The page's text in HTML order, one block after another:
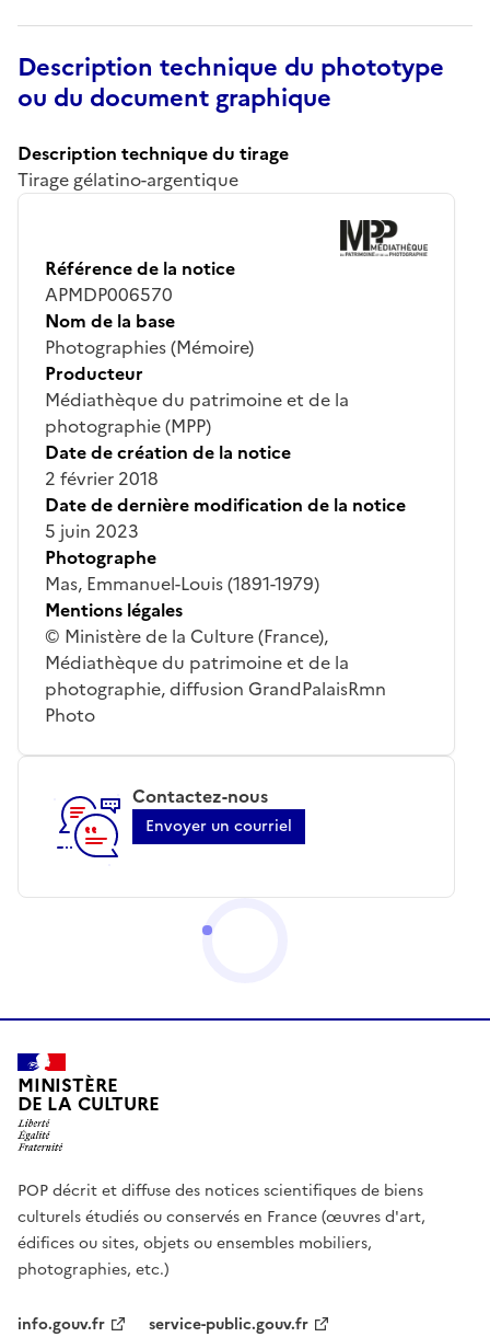
Description technique du phototype
ou du document graphique
Description technique du tirage
Tirage gélatino-argentique
Référence de la notice
APMDP006570
Nom de la base
Photographies (Mémoire)
Producteur
Médiathèque du patrimoine et de la
photographie (MPP)
Date de création de la notice
2 février 2018
Date de dernière modification de la notice
5 juin 2023
Photographe
Mas, Emmanuel-Louis (1891-1979)
Mentions légales
© Ministère de la Culture (France),
Médiathèque du patrimoine et de la
photographie, diffusion GrandPalaisRmn
Photo
Contactez-nous
Envoyer un courriel
MINISTÈRE
DE LA CULTURE
POP décrit et diffuse des notices scientifiques de biens
culturels étudiés ou conservés en France (œuvres d'art,
édifices ou sites, objets ou ensembles mobiliers,
photographies, etc.)
info.gouv.fr service-public.gouv.fr